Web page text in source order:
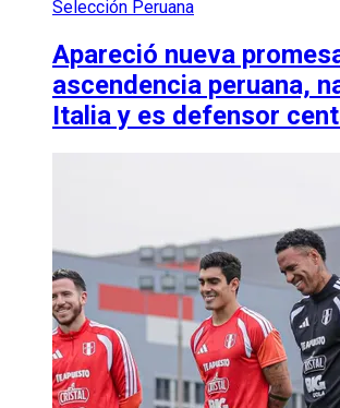
Selección Peruana
Apareció nueva
ascendencia peruana,
Italia y es defensor